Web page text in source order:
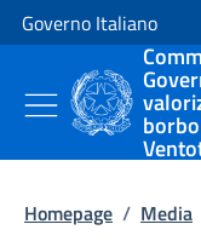
Vai al contenuto
Vai alla navigazione del
Governo Italiano
Homepage / Media